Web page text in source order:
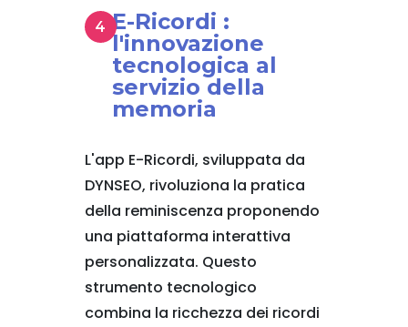
E-Ricordi :
l'innovazione
tecnologica al
servizio della
memoria
L'app E-Ricordi, sviluppata da
DYNSEO, rivoluziona la pratica
della reminiscenza proponendo
una piattaforma interattiva
personalizzata. Questo
strumento tecnologico
combina la ricchezza dei ricordi